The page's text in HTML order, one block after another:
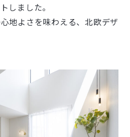
しました。
地よさを味わえる、北欧デザ